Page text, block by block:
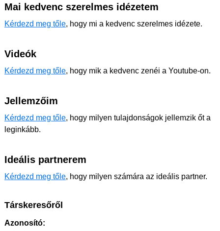
Mai kedvenc szerelmes idézetem
Kérdezd meg tőle, hogy mi a kedvenc szerelmes idézete.
Videók
Kérdezd meg tőle, hogy mik a kedvenc zenéi a Youtube-on.
Jellemzőim
Kérdezd meg tőle, hogy milyen tulajdonságok jellemzik őt a
leginkább.
Ideális partnerem
Kérdezd meg tőle, hogy milyen számára az ideális partner.
Társkeresőről
Azonosító: